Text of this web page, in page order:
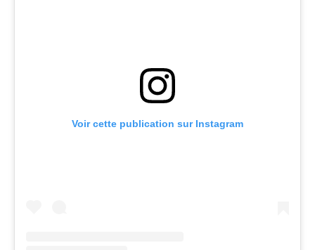
Voir cette publication sur Instagram